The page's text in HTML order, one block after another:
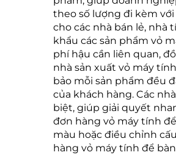
theo số lượng đi kèm
cho các nhà bán lẻ, nhà
khẩu các sản phẩm vỏ
phí hậu cần liên quan,
nhà sản xuất vỏ máy
bảo mỗi sản phẩm đều
của khách hàng. Các
biệt, giúp giải quyết
đơn hàng vỏ máy tính
màu hoặc điều chỉnh
hàng vỏ máy tính để